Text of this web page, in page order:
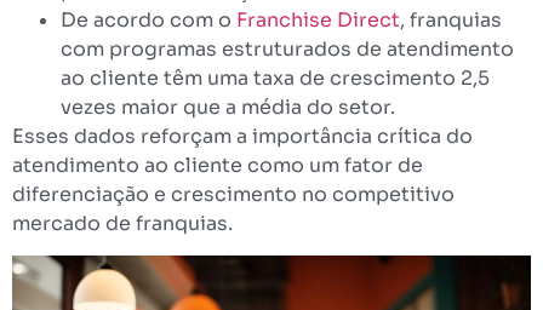
De acordo com o Franchise Direct, franquias
com programas estruturados de atendimento
ao cliente têm uma taxa de crescimento 2,5
vezes maior que a média do setor.
Esses dados reforçam a importância crítica do
atendimento ao cliente como um fator de
diferenciação e crescimento no competitivo
mercado de franquias.